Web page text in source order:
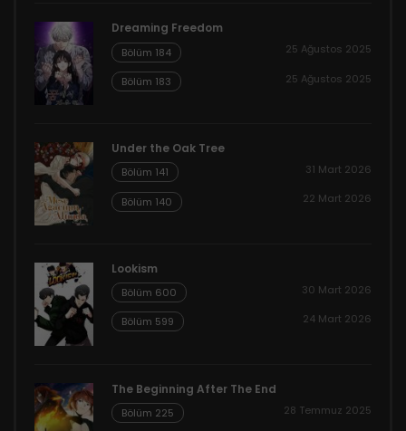
Dreaming Freedom
Bölüm 184 25 Ağustos 2025
Bölüm 183 25 Ağustos 2025
Under the Oak Tree
Bölüm 141 31 Mart 2026
Bölüm 140 22 Mart 2026
Lookism
Bölüm 600 30 Mart 2026
Bölüm 599 24 Mart 2026
The Beginning After The End
Bölüm 225 28 Temmuz 2025